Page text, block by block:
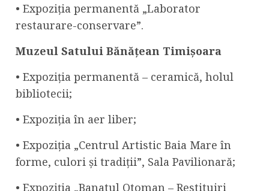
• Expoziția permanentă „Laborator
restaurare-conservare”.
Muzeul Satului Bănățean Timișoara
• Expoziția permanentă – ceramică, holul
bibliotecii;
• Expoziția în aer liber;
• Expoziția „Centrul Artistic Baia Mare în
forme, culori și tradiții”, Sala Pavilionară;
• Expoziția „Banatul Otoman – Restituiri